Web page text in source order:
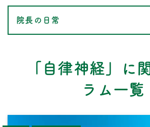
院長の日常
「自律神経」に
ラム一覧